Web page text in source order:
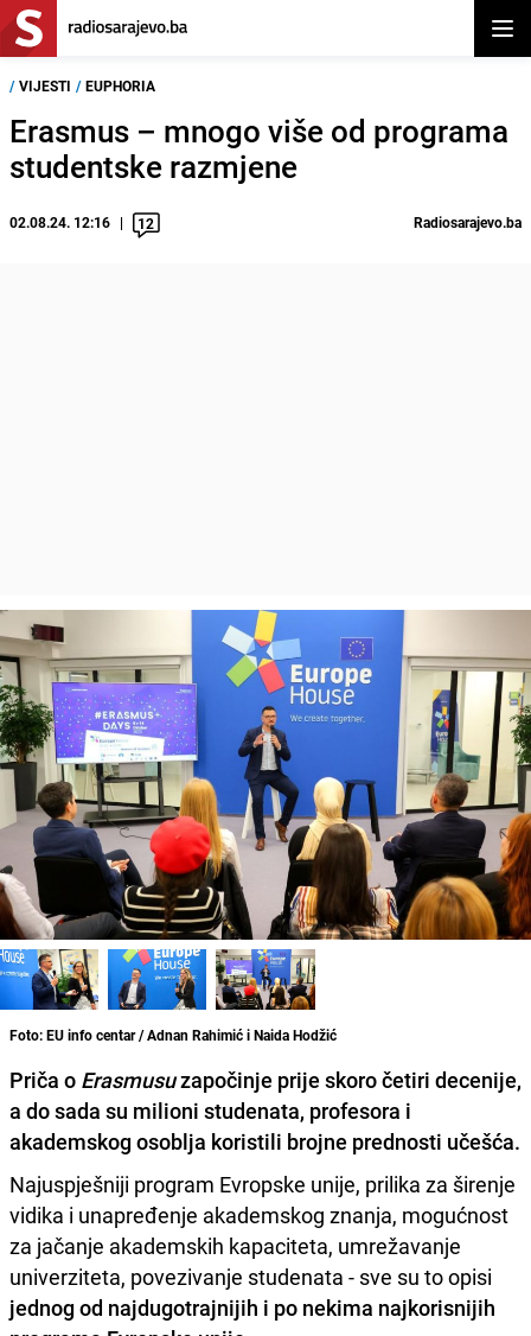
/ VIJESTI / EUPHORIA
Erasmus – mnogo više od programa
studentske razmjene
02.08.24. 12:16 12 Radiosarajevo.ba
Foto: EU info centar / Adnan Rahimić i Naida Hodžić
Priča o Erasmusuzapočinje prije skoro četiri decenije,
a do sada su milioni studenata, profesora i
akademskog osoblja koristili brojne prednosti učešća.
Najuspješniji program Evropske unije, prilika za širenje
vidika i unapređenje akademskog znanja, mogućnost
za jačanje akademskih kapaciteta, umrežavanje
univerziteta, povezivanje studenata - sve su to opisi
jednog od najdugotrajnijih i po nekima najkorisnijih